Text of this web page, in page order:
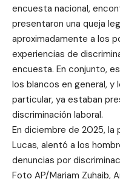
encuesta nacional,
presentaron una queja
aproximadamente a los
experiencias de
encuesta. En conjunto,
los blancos en general, y
particular, ya estaban
discriminación laboral.
En diciembre de 2025, la
Lucas, alentó a los
denuncias por
Foto AP/Mariam Zuhaib,